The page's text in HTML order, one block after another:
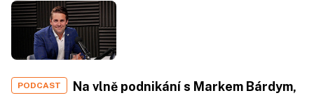
PODCAST
Na vlně podnikání s Markem Bárdym,